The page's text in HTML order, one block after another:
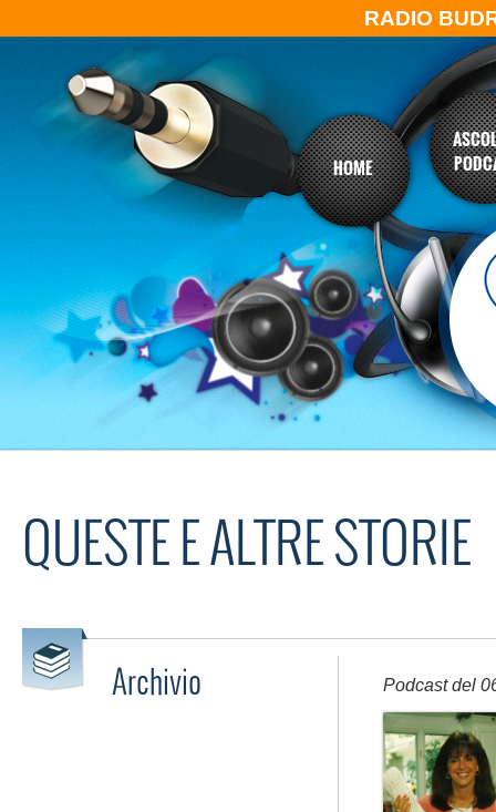
RADIO
HOME
QUESTE E ALTRE STORIE
Archivio Podcast del